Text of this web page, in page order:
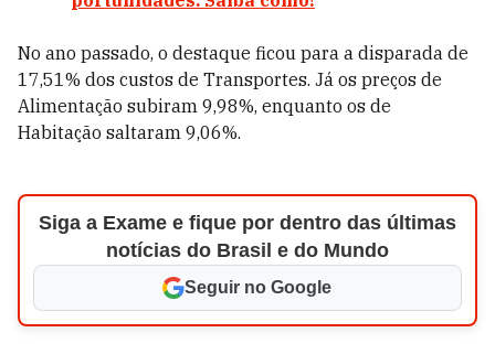
No ano passado, o destaque ficou para a disparada de
17,51% dos custos de Transportes. Já os preços de
Alimentação subiram 9,98%, enquanto os de
Habitação saltaram 9,06%.
Siga a Exame e fique por dentro das últimas
notícias do Brasil e do Mundo
Seguir no Google